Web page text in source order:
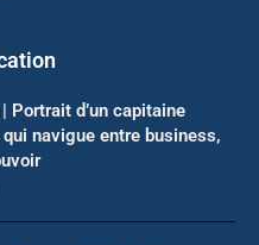
Portrait d’un capitaine
qui navigue entre business,